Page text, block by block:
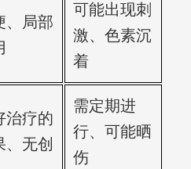
、局部
可能出现刺
激、色素沉
着
治疗的
、无创
需定期进
行、可能晒
伤